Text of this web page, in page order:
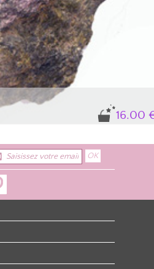
16.00
with a beautiful lilac color on a green